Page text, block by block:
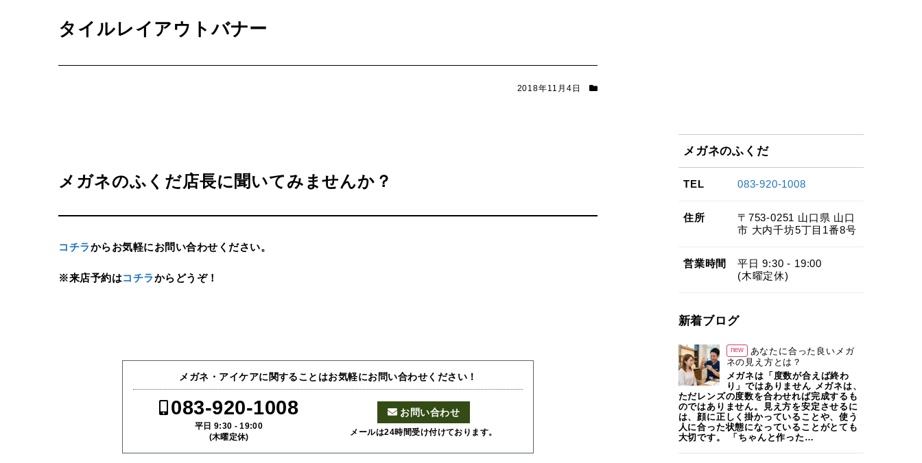
タイルレイアウトバナー
2018年11月4日
メガネのふくだ店長に聞いてみませんか？
コチラからお気軽にお問い合わせください。
※来店予約はコチラからどうぞ！
メガネ・アイケアに関することはお気軽にお問い合わせください！
083-920-1008
平日 9:30 - 19:00
(木曜定休)
お問い合わせ
メールは24時間受け付けております。
メガネのふくだ
TEL 083-920-1008
住所 〒753-0251 山口県 山口
市 大内千坊5丁目1番8号
営業時間
平日 9:30 - 19:00
(木曜定休)
新着ブログ
new
あなたに合った良いメガ
ネの見え方とは？
メガネは「度数が合えば終わ
り」ではありません メガネは、
ただレンズの度数を合わせれば完成するも
のではありません。見え方を安定させるに
は、顔に正しく掛かっていることや、使う
人に合った状態になっていることがとても
大切です。 「ちゃんと作った…